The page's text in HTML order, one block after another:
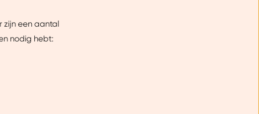
zijn een aantal
nodig hebt: